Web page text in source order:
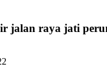
jalan raya jati